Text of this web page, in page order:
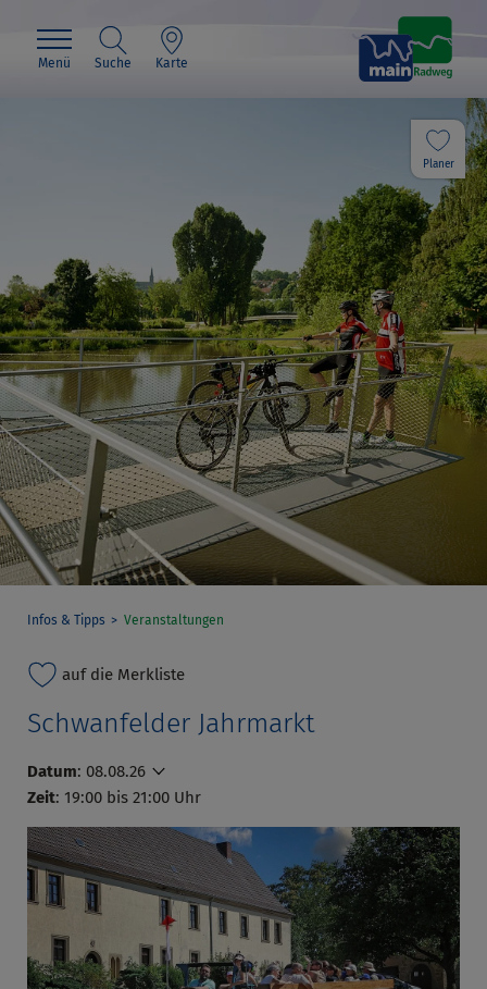
Menü Suche Karte
Planer
Infos & Tipps Veranstaltungen
auf die Merkliste
Schwanfelder Jahrmarkt
Datum: 08.08.26
Zeit: 19:00 bis 21:00 Uhr